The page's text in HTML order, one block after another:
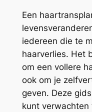
Een
iedereen die te
haarverlies. Het
om een vollere
ook om je
geven. Deze
kunt verwachten